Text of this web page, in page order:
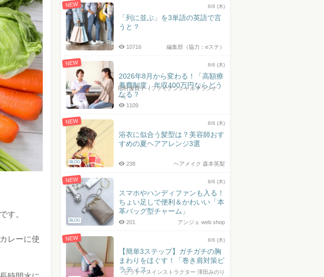
す。
レーに使
NEW 8/6 (木)
「列に並ぶ」を3単語の英語で言
うと？
編集部（協力：eステ）
10716
NEW 8/6 (木)
2026年8月から変わる！「高額療
養費制度」年収400万円ならどう
なる？
稲村優貴子（ファイナンシャルプランナ
ー）
1109
NEW
BLOG
8/6 (木)
浴衣に似合う髪型は？美容師おす
すめの夏ヘアアレンジ3選
ヘアメイク 森本英梨
238
NEW
BLOG
8/6 (木)
スマホやハンディファンも入る！
ちょい足しで便利＆かわいい「本
革バッグ型チャーム」
アンジェ web shop
201
NEW 8/6 (木)
【簡単3ステップ】ガチガチの胸
まわりをほぐす！「巻き肩対策ピ
ラティス」
ピラティスインストラクター 澤田みのり